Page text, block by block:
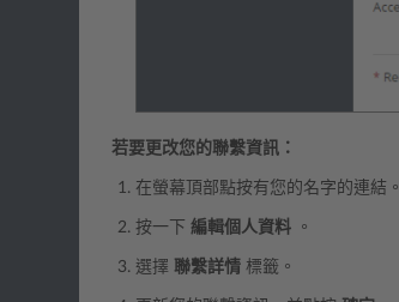
若要更改您的聯繫資訊：
在螢幕頂部點按有您的名字的連結。
按一下 編輯個人資料 。
選擇 聯繫詳情 標籤。